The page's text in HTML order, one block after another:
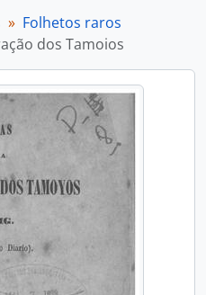
Folhetos raros
dos Tamoios